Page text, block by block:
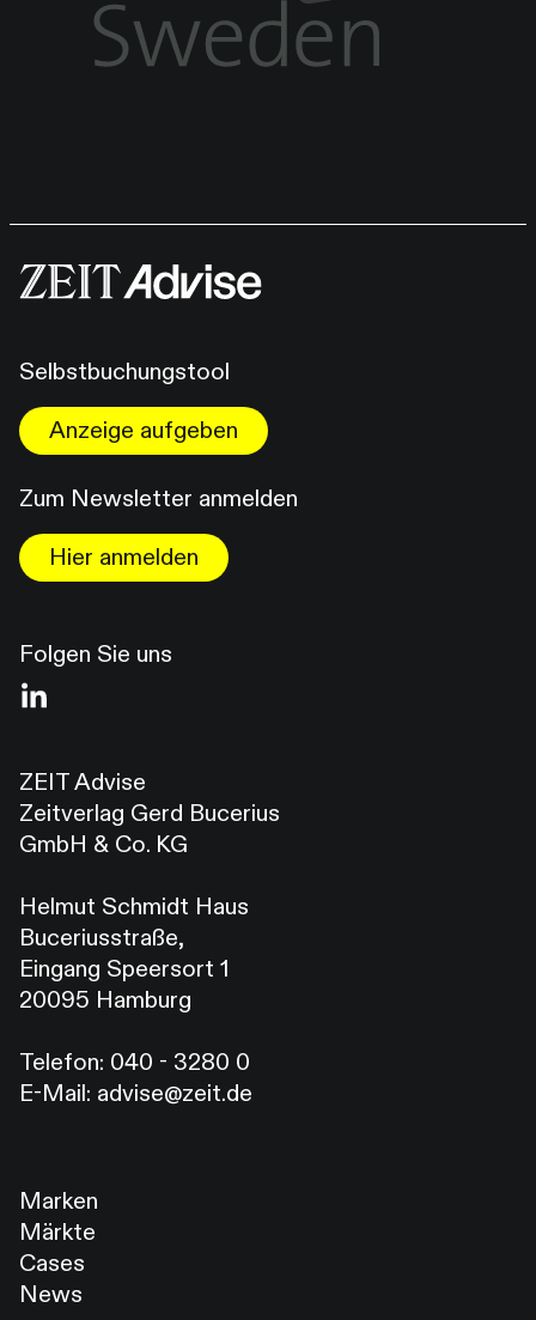
ZEIT Advise
Zeitverlag Gerd Bucerius
GmbH & Co. KG
Helmut Schmidt Haus
Buceriusstraße,
Eingang Speersort 1
20095 Hamburg
Telefon: 040 - 3280 0
E-Mail: advise@zeit.de
Marken
Märkte
Cases
News
Selbstbuchungstool
Anzeige aufgeben
Zum Newsletter anmelden
Hier anmelden
Folgen Sie uns